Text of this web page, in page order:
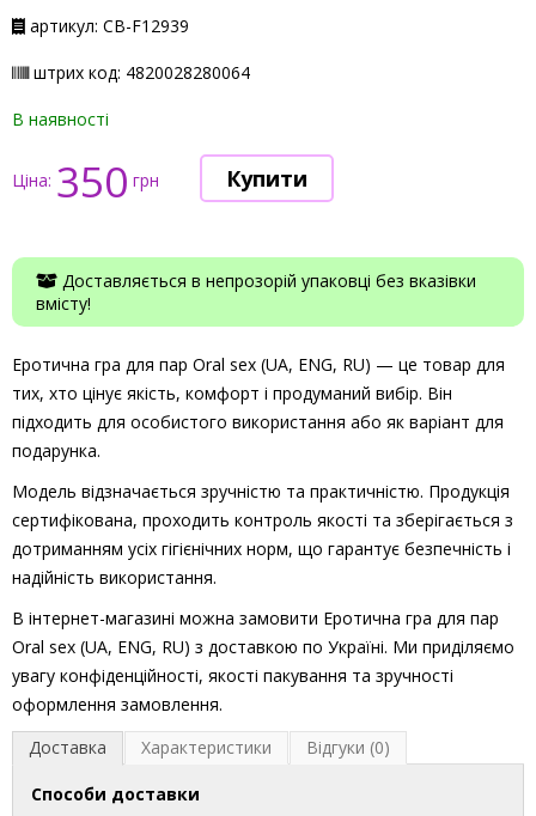
артикул: СВ-F12939
штрих код: 4820028280064
В наявності
Ціна: 350 грн
Доставляється в непрозорій упаковці без вказівки
вмісту!
Еротична гра для пар Oral sex (UA, ENG, RU) — це товар для
тих, хто цінує якість, комфорт і продуманий вибір. Він
підходить для особистого використання або як варіант для
подарунка.
Модель відзначається зручністю та практичністю. Продукція
сертифікована, проходить контроль якості та зберігається з
дотриманням усіх гігієнічних норм, що гарантує безпечність і
надійність використання.
В інтернет-магазині можна замовити Еротична гра для пар
Oral sex (UA, ENG, RU) з доставкою по Україні. Ми приділяємо
увагу конфіденційності, якості пакування та зручності
оформлення замовлення.
Доставка
Характеристики Відгуки (0)
Способи доставки